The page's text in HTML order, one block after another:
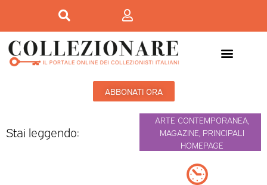
ABBONATI ORA
Stai leggendo:
ARTE CONTEMPORANEA,
MAGAZINE PRINCIPALI
HOMEPAGE